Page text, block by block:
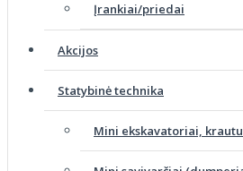
Įrankiai/priedai
Akcijos
Statybinė technika
Mini ekskavatoriai,